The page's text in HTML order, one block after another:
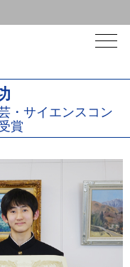
・サイエンスコン
賞